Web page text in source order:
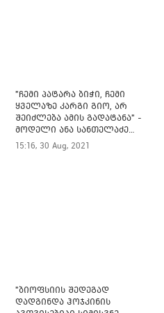
"ჩემი პატარა ბიჭი, ჩემი
ყველაზე კარგი გიო, არ
შეიძლება ამის გადატანა" -
მოდელი ანა სანთელაძე
ლეჩხუმში მომხდარი
ავარიისას დაღუპულ ძმას
15:16, 30 Aug, 2021
"ბიოფსიის შედეგად
დადგინდა ჰოჯკინის